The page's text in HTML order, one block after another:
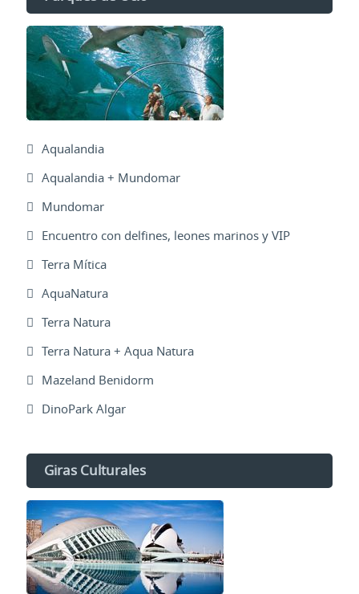
Aqualandia
Aqualandia + Mundomar
Mundomar
Encuentro con delfines, leones marinos y VIP
Terra Mítica
AquaNatura
Terra Natura
Terra Natura + Aqua Natura
Mazeland Benidorm
DinoPark Algar
Giras Culturales